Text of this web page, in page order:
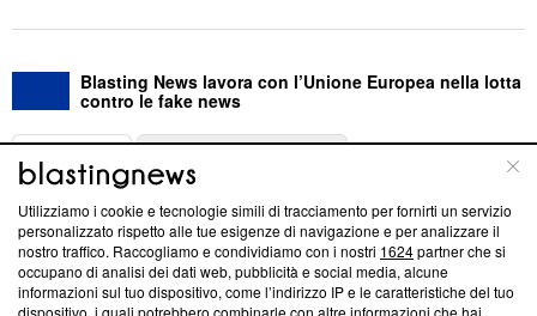
Blasting News lavora con l’Unione Europea nella lotta
contro le fake news
ABOUT
Questa sezione offre informazioni trasparenti su Blasting
News, sui nostri processi editoriali e su come ci impegniamo a
creare news di qualità. Inoltre, afferma la nostra aderenza a
‘Trust Project - News with Integrity’Blasting News non è
Utilizziamo i cookie e tecnologie simili di tracciamento per fornirti un servizio
personalizzato rispetto alle tue esigenze di navigazione e per analizzare il
nostro traffico. Raccogliamo e condividiamo con i nostri 1624partner che si
occupano di analisi dei dati web, pubblicità e social media, alcune
informazioni sul tuo dispositivo, come l’indirizzo IP e le caratteristiche del tuo
dispositivo, i quali potrebbero combinarle con altre informazioni che hai